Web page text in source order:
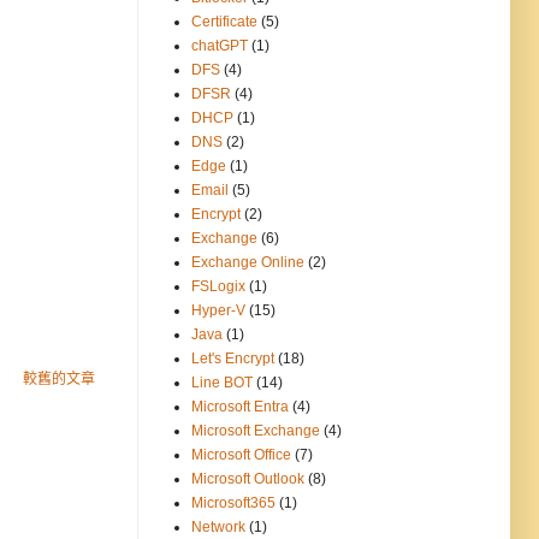
較舊的文章
Certificate (5)
chatGPT (1)
DFS (4)
DFSR (4)
DHCP (1)
DNS (2)
Edge (1)
Email (5)
Encrypt (2)
Exchange (6)
Exchange Online (2)
FSLogix (1)
Hyper-V (15)
Java (1)
Let's Encrypt (18)
Line BOT (14)
Microsoft Entra (4)
Microsoft Exchange (4)
Microsoft Office (7)
Microsoft Outlook (8)
Microsoft365 (1)
Network (1)